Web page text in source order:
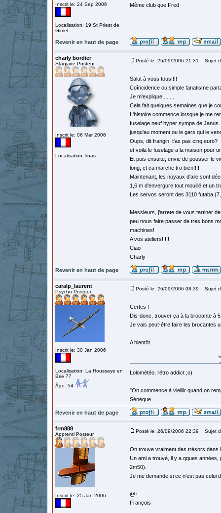
Inscrit le: 24 Sep 2006
Localisation: 19 St Priest de
Gimel
Même club que Fred
Revenir en haut de page
charly bordier
Stagiaire Posteur
Inscrit le: 06 Mar 2006
Localisation: linas
Posté le: 25/09/2006 21:31 Sujet
Salut à vous tous!!!!
Coîncidence ou simple fanatisme
Je m'explique........
Cela fait quelques semaines que je
L'histoire commence lorsque je me
fuselage neuf hyper sympa de
jusqu'au moment ou le gars qui le
Oups, dit frangin, t'as pas cinq euro?
et voila le fuselage a la maison pour
Et puis ensuite, envie de pousser le
long, et ca marche tro bien!!!!
Maintenant, les noyaux d'aile sont
1,6 m d'envergure tout mouillé et un
Les servos seront des 3110 futaba
Messieurs, j'arrete de vous tartiner
peu nous faire passer de très bons
machines!
A vos ateliers!!!!!
Ciao
Charly
Revenir en haut de page
caralp_laurent
Psycho Posteur
Inscrit le: 30 Jan 2006
Localisation: La Houssaye en
Brie 77
Âge: 54
Posté le: 26/09/2006 08:39 Sujet
Certes !
Dis-donc, trouver ça à la brocante à
Je vais peut-être faire les brocantes
A bientôt
Lolométéo, rétro addict ;o)
"On commence à vieillir quand on
Sénèque
Revenir en haut de page
frm888
Apprenti Posteur
Inscrit le: 25 Jan 2006
Posté le: 26/09/2006 22:39 Sujet
On trouve vraiment des trésors dans
Un ami a trouvé, il y a qques
2m50).
Je me demande si ce n'est pas celui
@+
François